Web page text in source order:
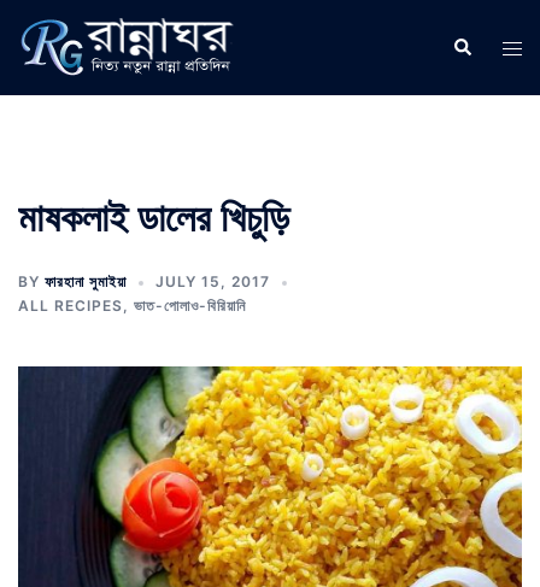
content
Search
মাষকলাই ডালের খিচুড়ি
BY ফারহানা সুমাইয়া
JULY 15, 2017
ALL RECIPES, ভাত-পোলাও-বিরিয়ানি